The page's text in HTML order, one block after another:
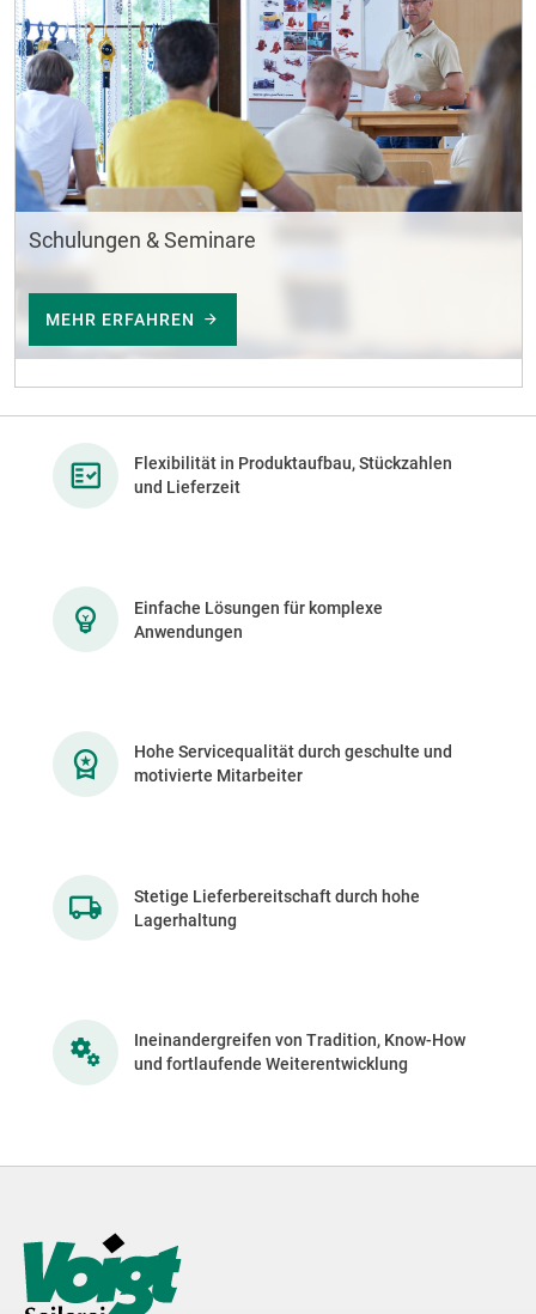
Schulungen & Seminare
MEHR ERFAHREN
Flexibilität in Produktaufbau, Stückzahlen
und Lieferzeit
Einfache Lösungen für komplexe
Anwendungen
Hohe Servicequalität durch geschulte und
motivierte Mitarbeiter
Stetige Lieferbereitschaft durch hohe
Lagerhaltung
Ineinandergreifen von Tradition, Know-How
und fortlaufende Weiterentwicklung